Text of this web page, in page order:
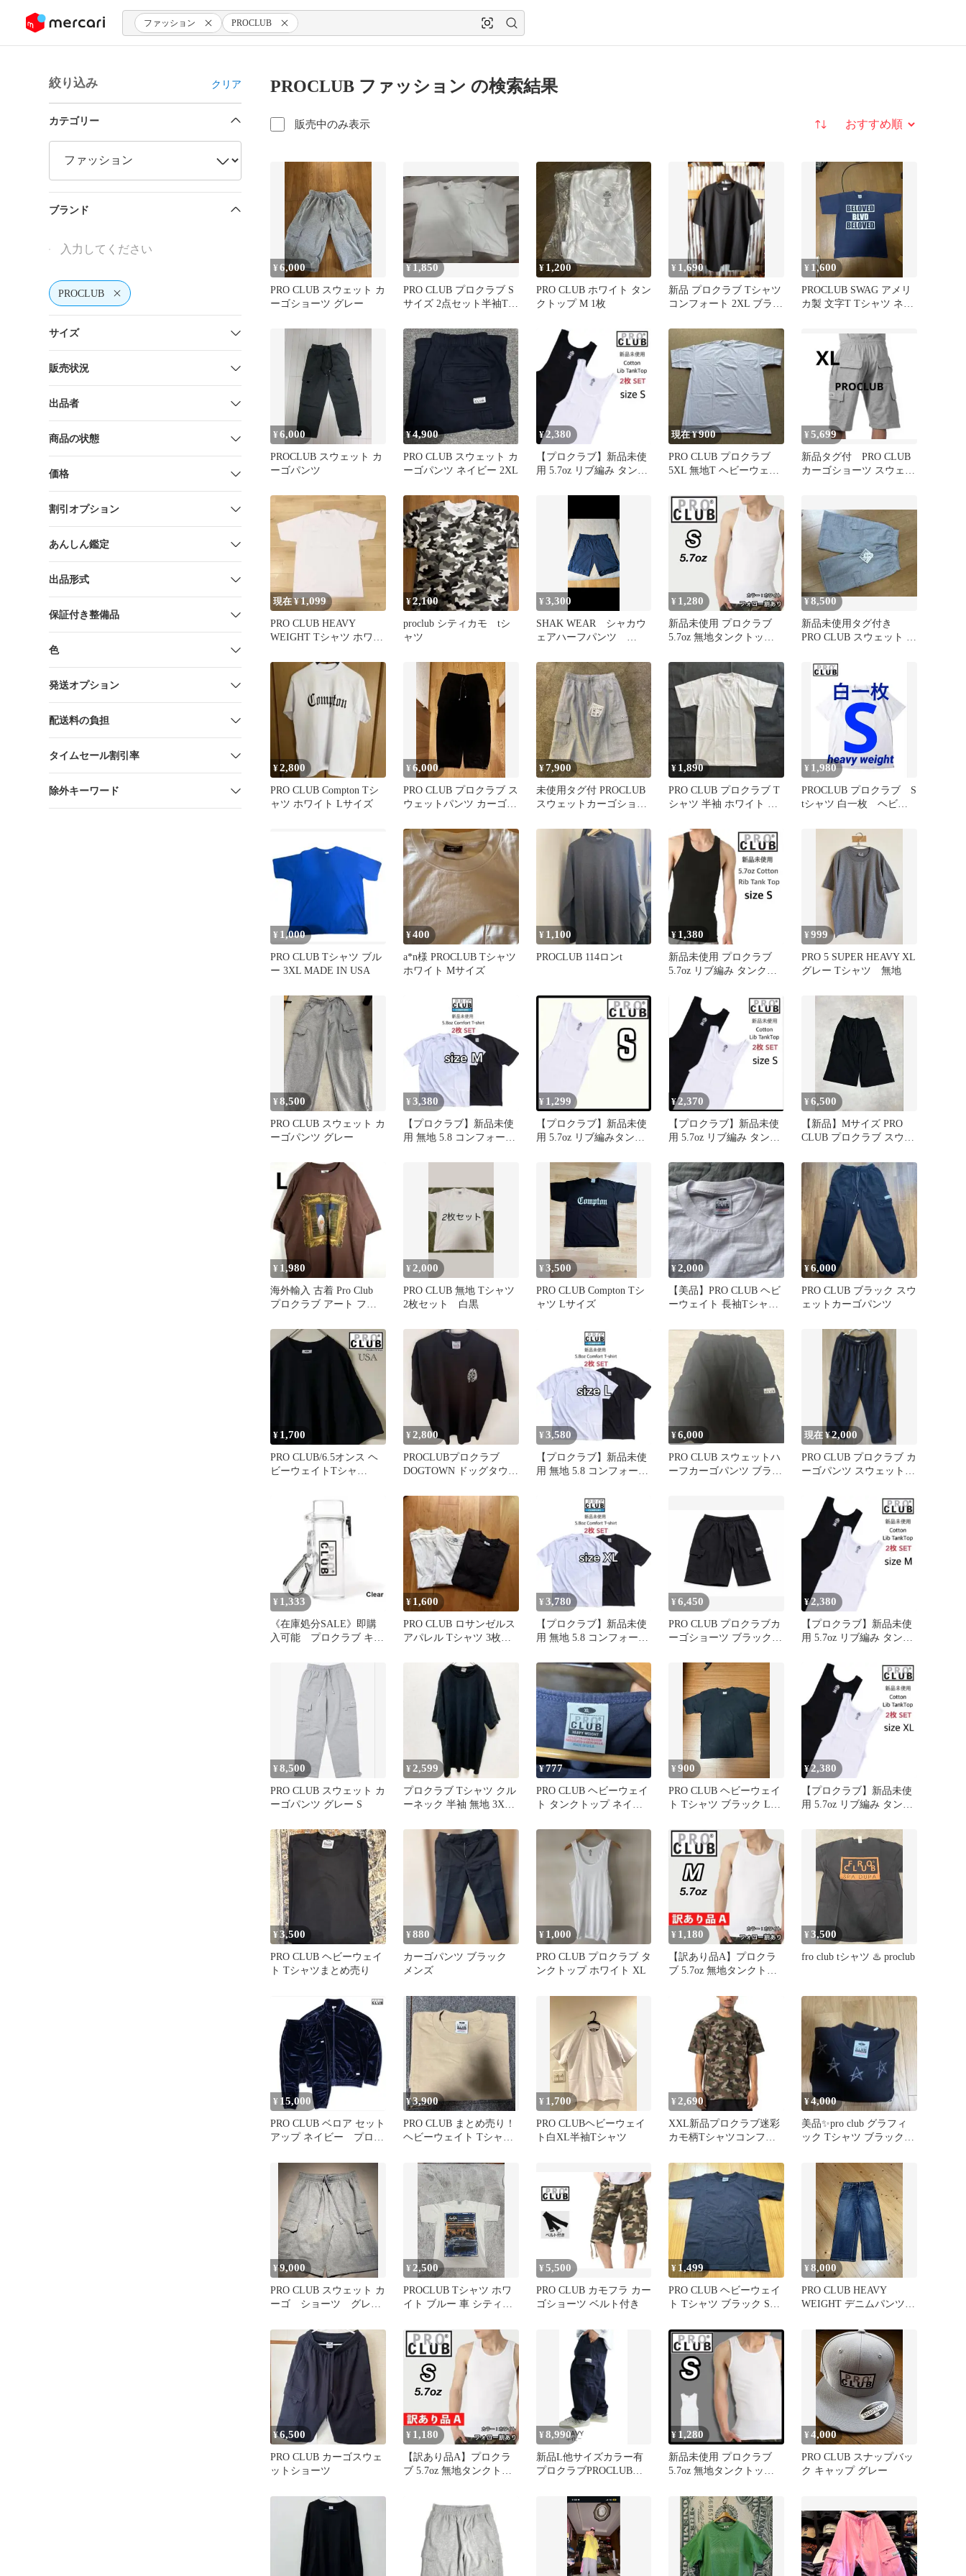
ツにスキップ ファッション PROCLUB
絞り込み クリア
カテゴリー
ブランド
PROCLUB
サイズ
販売状況
出品者
商品の状態
価格
割引オプション
あんしん鑑定
出品形式
保証付き整備品
色
発送オプション
配送料の負担
タイムセール割引率
除外キーワード
PROCLUB ファッション の検索結果
販売中のみ表示 並び替え
¥6,000
PRO CLUB スウェット カ
ーゴショーツ グレー
¥ 1,850
PRO CLUB プロクラブ S
サイズ 2点セット半袖Tシ
¥ 1,200
PRO CLUB ホワイト タン
クトップ M 1枚
¥ 1,690
新品 プロクラブ Tシャツ
コンフォート 2XL ブラッ
¥ 1,600
PROCLUB SWAG アメリ
カ製 文字T Tシャツ ネイ
¥6,000
PROCLUB スウェット カ
ーゴパンツ
¥4,900
PRO CLUB スウェット カ
ーゴパンツ ネイビー 2XL
¥2,380
【プロクラブ】新品未使
用 5.7oz リブ編み タンク
現在 ¥900
PRO CLUB プロクラブ
5XL 無地T ヘビーウェイ
¥ 5,699
新品タグ付 PRO CLUB
カーゴショーツ スウェッ
現在 ¥1,099
PRO CLUB HEAVY
WEIGHT Tシャツ ホワイ
¥2,100
proclub シティカモ tシ
ャツ
¥3,300
SHAK WEAR シャカウ
ェアハーフパンツ
¥ 1,280
新品未使用 プロクラブ
5.7oz 無地タンクトップ
¥8,500
新品未使用タグ付き
PRO CLUB スウェット カ
¥2,800
PRO CLUB Compton Tシ
ャツ ホワイト Lサイズ
¥6,000
PRO CLUB プロクラブ ス
ウェットパンツ カーゴパ
¥7,900
未使用タグ付 PROCLUB
スウェットカーゴショー
¥ 1,890
PRO CLUB プロクラブ T
シャツ 半袖 ホワイト 白
¥ 1,980
PROCLUB プロクラブ S
tシャツ 白一枚 ヘビー
¥ 1,000
PRO CLUB Tシャツ ブル
ー 3XL MADE IN USA
¥400
a*n様 PROCLUB Tシャツ
ホワイト Mサイズ
¥ 1,100
PROCLUB 114ロンt
¥ 1,380
新品未使用 プロクラブ
5.7oz リブ編み タンクト
¥999
PRO 5 SUPER HEAVY XL
グレー Tシャツ 無地
¥8,500
PRO CLUB スウェット カ
ーゴパンツ グレー
¥ 3,380
【プロクラブ】新品未使
用 無地 5.8 コンフォート
¥ 1,299
【プロクラブ】新品未使
用 5.7oz リブ編みタンク
¥2,370
【プロクラブ】新品未使
用 5.7oz リブ編み タンク
¥6,500
【新品】Mサイズ PRO
CLUB プロクラブ スウェ
¥ 1,980
海外輸入 古着 Pro Club
プロクラブ アート フォ
¥ 2,000
PRO CLUB 無地 Tシャツ
2枚セット 白黒
¥3,500
PRO CLUB Compton Tシ
ャツ Lサイズ
¥2,000
【美品】PRO CLUB ヘビ
ーウェイト 長袖Tシャツ
¥6,000
PRO CLUB ブラック スウ
ェットカーゴパンツ
¥ 1,700
PRO CLUB/6.5オンス ヘ
ビーウェイトTシャ
¥2,800
PROCLUBプロクラブ
DOGTOWN ドッグタウン
¥ 3,580
【プロクラブ】新品未使
用 無地 5.8 コンフォート
¥6,000
PRO CLUB スウェットハ
ーフカーゴパンツ ブラッ
現在 ¥2,000
PRO CLUB プロクラブ カ
ーゴパンツ スウェットパ
¥ 1,333
《在庫処分SALE》即購
入可能 プロクラブ キー
¥ 1,600
PRO CLUB ロサンゼルス
アパレル Tシャツ 3枚セ
¥ 3,780
【プロクラブ】新品未使
用 無地 5.8 コンフォート
¥6,450
PRO CLUB プロクラブカ
ーゴショーツ ブラック
¥2,380
【プロクラブ】新品未使
用 5.7oz リブ編み タンク
¥8,500
PRO CLUB スウェット カ
ーゴパンツ グレー S
¥2,599
プロクラブ Tシャツ クル
ーネック 半袖 無地 3XL
¥777
PRO CLUB ヘビーウェイ
ト タンクトップ ネイビ
¥900
PRO CLUB ヘビーウェイ
ト Tシャツ ブラック Lサ
¥2,380
【プロクラブ】新品未使
用 5.7oz リブ編み タンク
¥3,500
PRO CLUB ヘビーウェイ
ト Tシャツまとめ売り
¥880
カーゴパンツ ブラック
メンズ
¥ 1,000
PRO CLUB プロクラブ タ
ンクトップ ホワイト XL
¥ 1,180
【訳あり品A】プロクラ
ブ 5.7oz 無地タンクトッ
¥3,500
fro club tシャツ ♨️ proclub
¥ 15,000
PRO CLUB ベロア セット
アップ ネイビー プロク
¥3,900
PRO CLUB まとめ売り！
ヘビーウェイト Tシャツ
¥ 1,700
PRO CLUBヘビーウェイ
ト白XL半袖Tシャツ
¥ 2,690
XXL新品プロクラブ迷彩
カモ柄Tシャツコンフォ
¥4,000
美品✨️pro club グラフィ
ック Tシャツ ブラック
¥9,000
PRO CLUB スウェット カ
ーゴ ショーツ グレ
¥2,500
PROCLUB Tシャツ ホワ
イト ブルー 車 シティー
¥5,500
PRO CLUB カモフラ カー
ゴショーツ ベルト付き
¥ 1,499
PRO CLUB ヘビーウェイ
ト Tシャツ ブラック Sサ
¥8,000
PRO CLUB HEAVY
WEIGHT デニムパンツ
¥6,500
PRO CLUB カーゴスウェ
ットショーツ
¥ 1,180
【訳あり品A】プロクラ
ブ 5.7oz 無地タンクトッ
¥8,990
新品L他サイズカラー有
プロクラブPROCLUBス
イビー紺
¥ 1,280
新品未使用 プロクラブ
5.7oz 無地タンクトップ
¥4,000
PRO CLUB スナップバッ
ク キャップ グレー